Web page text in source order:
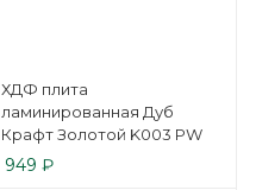
ХДФ плита
ламинированная Дуб
Крафт Золотой K003 PW
949 ₽